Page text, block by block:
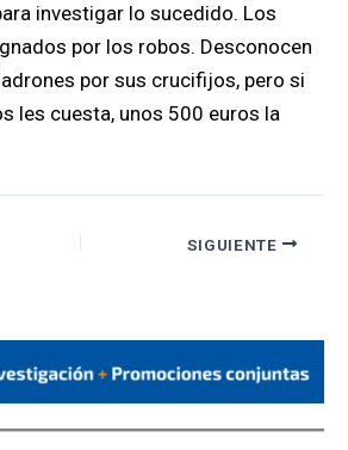
investigar lo sucedido. Los
por los robos. Desconocen
por sus crucifijos, pero si
les cuesta, unos 500 euros la
SIGUIENTE